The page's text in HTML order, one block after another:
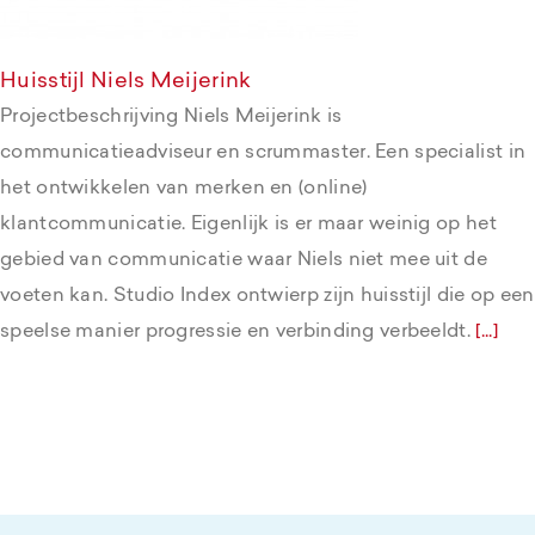
Huisstijl Niels Meijerink
Projectbeschrijving Niels Meijerink is
communicatieadviseur en scrummaster. Een specialist in
het ontwikkelen van merken en (online)
klantcommunicatie. Eigenlijk is er maar weinig op het
gebied van communicatie waar Niels niet mee uit de
voeten kan. Studio Index ontwierp zijn huisstijl die op een
speelse manier progressie en verbinding verbeeldt. [...]